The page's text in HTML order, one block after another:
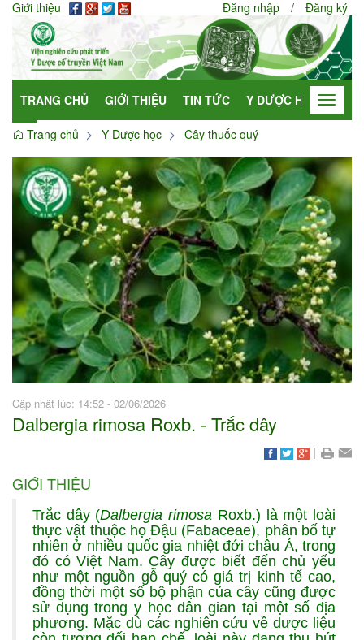
Giới thiệu Đăng nhập / Đăng ký
TRANG CHỦ GIỚI THIỆU TIN TỨC Y DƯỢC HỌC Toggle
Trang chủ
Y Dược học Cây thuốc quý
Cập nhật lúc: 14:52 - 02/06/2026
Dalbergia rimosa Roxb. - Trắc dây
|
GIỚI THIỆU
Trắc dây (Dalbergia rimosa Roxb.) là một loài
thực vật thuộc họ Đậu (Fabaceae), phân bố tự
nhiên ở nhiều quốc gia nhiệt đới châu Á, trong
đó có Việt Nam. Cây được biết đến chủ yếu
như một nguồn gỗ quý có giá trị kinh tế cao,
đồng thời một số bộ phận của cây cũng được
sử dụng trong y học dân gian tại một số địa
phương. Mặc dù các nghiên cứu về dược liệu